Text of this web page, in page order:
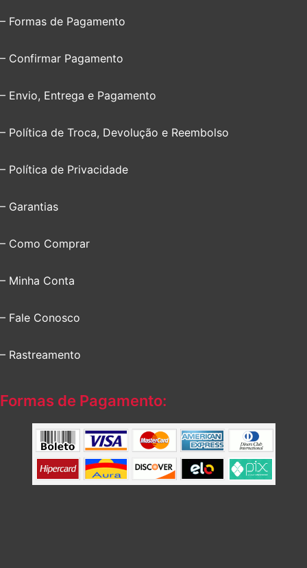
– Formas de Pagamento
– Confirmar Pagamento
– Envio, Entrega e Pagamento
– Política de Troca, Devolução e Reembolso
– Política de Privacidade
– Garantias
– Como Comprar
– Minha Conta
– Fale Conosco
– Rastreamento
Formas de Pagamento: